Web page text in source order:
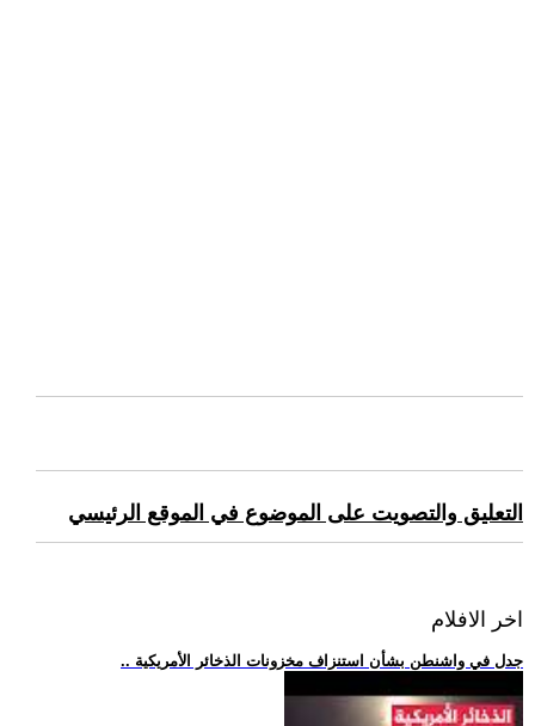
التعليق والتصويت على الموضوع في الموقع الرئيسي
اخر الافلام
.. جدل في واشنطن بشأن استنزاف مخزونات الذخائر الأمريكية